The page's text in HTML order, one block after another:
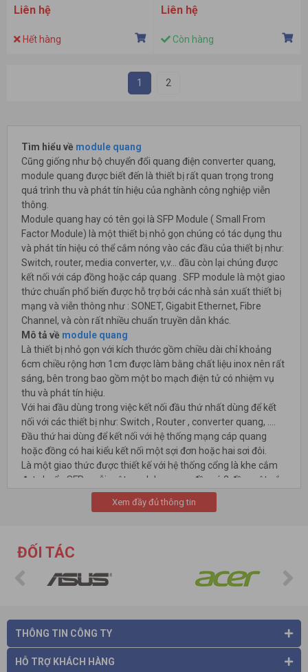
1.25Gbps, 20Km
Liên hệ
Hết hàng
Liên hệ
Còn hàng
1 2
Tìm hiểu về module quang
Cũng giống như bộ chuyển đổi quang điện converter quang,
module quang được biết đến là thiết bị rất quan trọng trong
quá trình thu và phát tín hiệu của nghành công nghiệp viễn
thông.
Module quang hay có tên gọi là SFP Module ( Small From
Factor Module) là một thiết bị nhỏ gọn chúng có tác dụng thu
và phát tín hiệu có thể cắm nóng vào các đầu của thiết bị như:
Switch, router, media converter, v,v… đầu còn lại chúng được
kết nối với cáp đồng hoặc cáp quang . SFP module là một giao
thức chuẩn phổ biến được hỗ trợ bởi các nhà sản xuất thiết bị
mạng và viễn thông như : SONET, Gigabit Ethernet, Fibre
Channel, và còn rất nhiều chuẩn truyền dẫn khác.
Mô tả về module quang
Là thiết bị nhỏ gọn với kích thước gồm chiều dài chỉ khoảng
6cm chiều rộng hơn 1cm được làm bằng chất liệu inox nên rất
sáng, bên trong bao gồm một bo mạch điện tử có nhiệm vụ
thu và phát tín hiệu.
Với hai đầu dùng trong việc kết nối đầu thứ nhất dùng để kết
nối với các thiết bị như: Switch , Router , converter quang, ….
Đầu thứ hai dùng để kết nối với hệ thống mạng cáp quang
hoặc đồng có hai kiểu kết nối một sợi đơn hoặc hai sơi đôi.
Là một giao thức được thiết kế với hệ thống cổng là khe cắm
đạt chuẩn SFP , mỗi một module quang đều có 2 đầu một gắn
với các thiết bị Router , Switch….và đầu còn lại gắn với hệ
thống mạng cáp đồng hoặc quang đều được.
Xem đầy đủ thông tin
ĐỐI TÁC
THÔNG TIN CÔNG TY
HỖ TRỢ KHÁCH HÀNG